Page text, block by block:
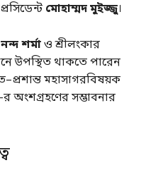
মোহাম্মদ মুইজ্জু।
শর্মাও শ্রীলংকার
উপস্থিত থাকতে পারেন
মহাসাগরবিষয়ক
-র অংশগ্রহণের সম্ভাবনার